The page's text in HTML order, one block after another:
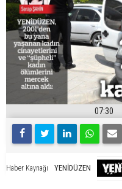
07:30
Haber Kaynağı YENİDÜZEN